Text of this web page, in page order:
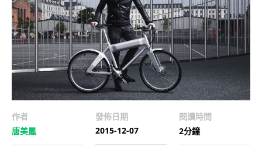
作者
唐美鳳
發佈日期
2015-12-07
閱讀時間
2分鐘